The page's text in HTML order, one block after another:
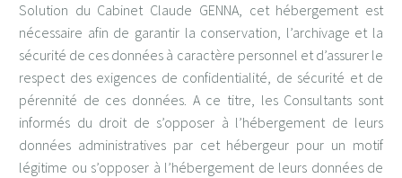
Solution du Cabinet Claude GENNA, cet hébergement est
nécessaire afin de garantir la conservation, l’archivage et la
sécurité de ces données à caractère personnel et d’assurer le
respect des exigences de confidentialité, de sécurité et de
pérennité de ces données. A ce titre, les Consultants sont
informés du droit de s’opposer à l’hébergement de leurs
données administratives par cet hébergeur pour un motif
légitime ou s’opposer à l’hébergement de leurs données de